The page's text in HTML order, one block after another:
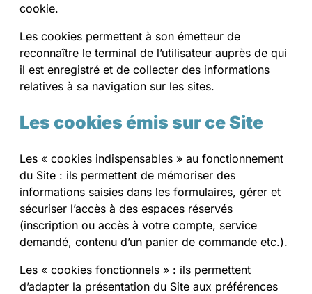
cookie.
Les cookies permettent à son émetteur de
reconnaître le terminal de l’utilisateur auprès de qui
il est enregistré et de collecter des informations
relatives à sa navigation sur les sites.
Les cookies émis sur ce Site
Les « cookies indispensables » au fonctionnement
du Site : ils permettent de mémoriser des
informations saisies dans les formulaires, gérer et
sécuriser l’accès à des espaces réservés
(inscription ou accès à votre compte, service
demandé, contenu d’un panier de commande etc.).
Les « cookies fonctionnels » : ils permettent
d’adapter la présentation du Site aux préférences